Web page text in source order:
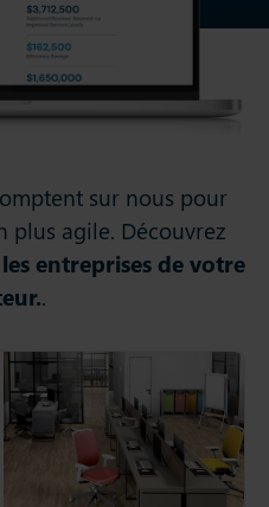
sur nous pour
plus agile. Découvrez
entreprises de votre
.